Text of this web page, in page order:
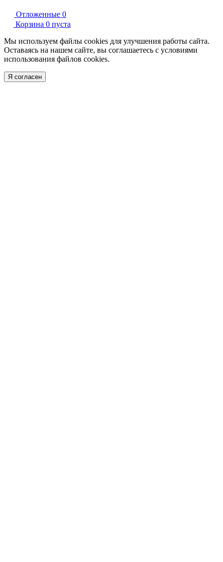
Отложенные 0
Корзина 0 пуста
Мы используем файлы cookies для улучшения работы сайта.
Оставаясь на нашем сайте, вы соглашаетесь с условиями
использования файлов cookies.
Я согласен